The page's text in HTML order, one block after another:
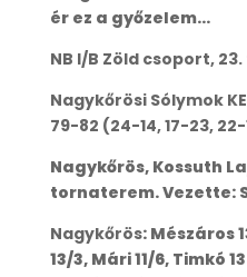
ér ez a győzelem…
NB I/B Zöld csoport,
Nagykőrösi Sólymok
79-82 (24-14, 17-23, 22-
Nagykőrös, Kossuth
tornaterem. Vezette:
Nagykőrös: Mészáros
13/3, Mári 11/6, Timkó 13